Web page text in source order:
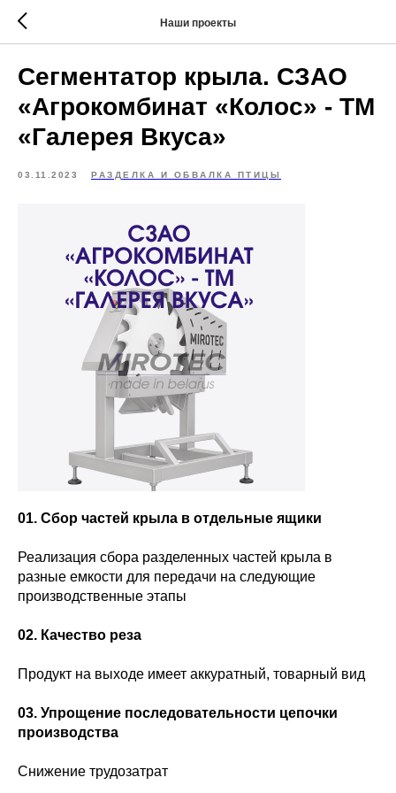
Наши проекты
Сегментатор крыла. СЗАО
«Агрокомбинат «Колос» - ТМ
«Галерея Вкуса»
03.11.2023 РАЗДЕЛКА И ОБВАЛКА ПТИЦЫ
01. Сбор частей крыла в отдельные ящики
Реализация сбора разделенных частей крыла в
разные емкости для передачи на следующие
производственные этапы
02. Качество реза
Продукт на выходе имеет аккуратный, товарный вид
03. Упрощение последовательности цепочки
производства
Снижение трудозатрат